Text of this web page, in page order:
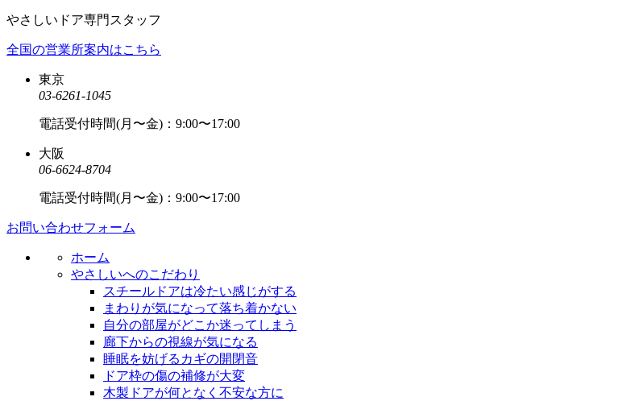
やさしいドア専門スタッフ
全国の営業所案内はこちら
東京
03-6261-1045
電話受付時間(月〜金)：9:00〜17:00
大阪
06-6624-8704
電話受付時間(月〜金)：9:00〜17:00
お問い合わせフォーム
ホーム
やさしいへのこだわり
スチールドアは冷たい感じがする
まわりが気になって落ち着かない
自分の部屋がどこか迷ってしまう
廊下からの視線が気になる
睡眠を妨げるカギの開閉音
ドア枠の傷の補修が大変
木製ドアが何となく不安な方に